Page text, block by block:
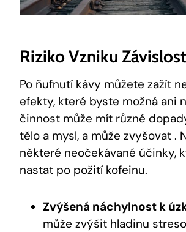
Riziko Vzniku
Po ňufnutí kávy můžete zažít
⁤efekty, které byste‍ možná ani
činnost​ může mít ​různé
tělo a mysl, a může zvyšovat ⁤.
některé neočekávané ​účinky,
‌nastat po požití kofeinu.
Zvýšená náchylnost​ k
může zvýšit hladinu​